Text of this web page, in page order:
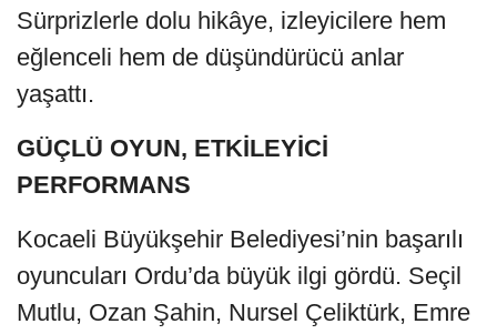
Sürprizlerle dolu hikâye, izleyicilere hem
eğlenceli hem de düşündürücü anlar
yaşattı.
GÜÇLÜ OYUN, ETKİLEYİCİ
PERFORMANS
Kocaeli Büyükşehir Belediyesi’nin başarılı
oyuncuları Ordu’da büyük ilgi gördü. Seçil
Mutlu, Ozan Şahin, Nursel Çeliktürk, Emre